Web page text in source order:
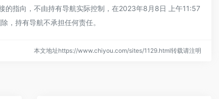
的指向，不由持有导航实际控制，在2023年8月8日 上午11:57
，持有导航不承担任何责任。
本文地址https://www.chiyou.com/sites/1129.html转载请注明